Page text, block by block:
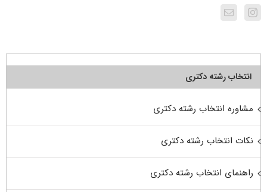
انتخاب رشته دکتری
مشاوره انتخاب رشته دکتری
نکات انتخاب رشته دکتری
راهنمای انتخاب رشته دکتری